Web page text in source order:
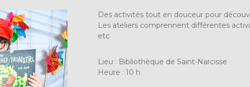
Des activités tout en douceur pour
Les ateliers comprennent différentes
etc.
Lieu : Bibliothèque de Saint-Narcisse
Heure : 10 h